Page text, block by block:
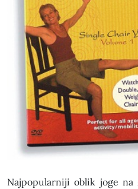
Najpopularniji oblik joge na